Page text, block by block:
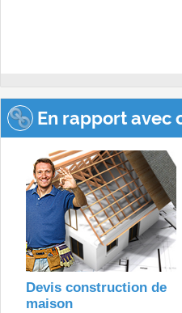
En rapport avec
Devis construction de
maison